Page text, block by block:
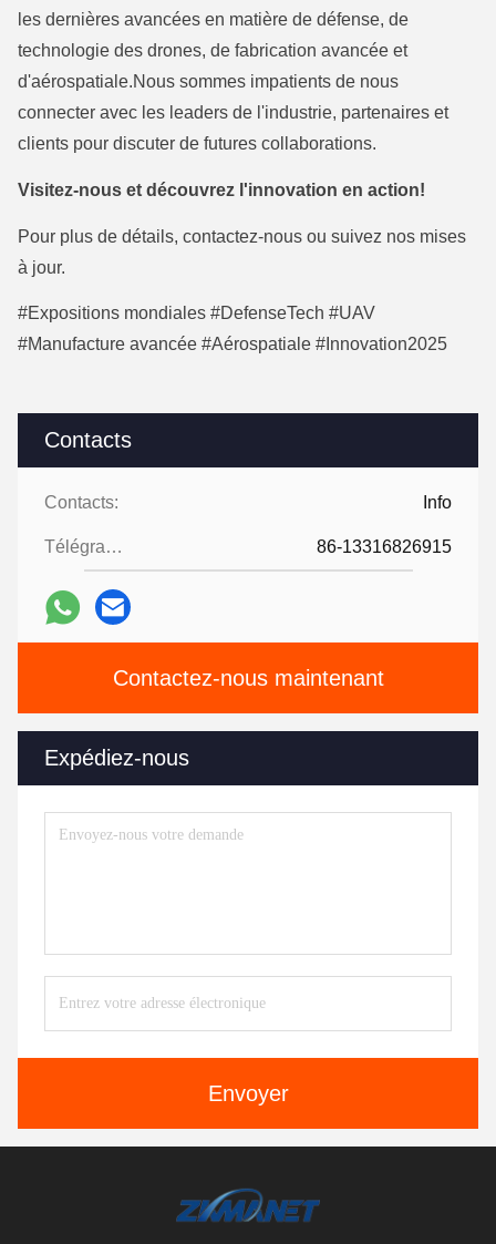
Contacts
Contacts: Info
Télégramme: 86-13316826915
Contactez-nous maintenant
Expédiez-nous
Envoyer
les dernières avancées en matière de défense, de
technologie des drones, de fabrication avancée et
d'aérospatiale.Nous sommes impatients de nous
connecter avec les leaders de l'industrie, partenaires et
clients pour discuter de futures collaborations.
Visitez-nous et découvrez l'innovation en action!
Pour plus de détails, contactez-nous ou suivez nos mises
à jour.
#Expositions mondiales #DefenseTech #UAV
#Manufacture avancée #Aérospatiale #Innovation2025